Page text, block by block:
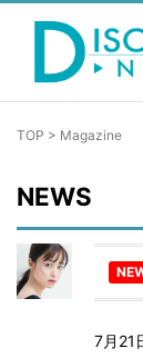
TOP > Magazine
NEWS
7月21